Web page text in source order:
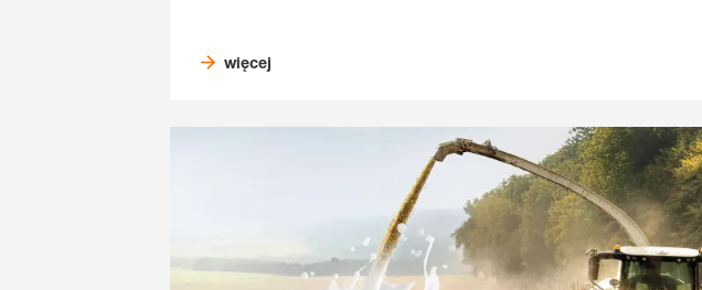
więcej